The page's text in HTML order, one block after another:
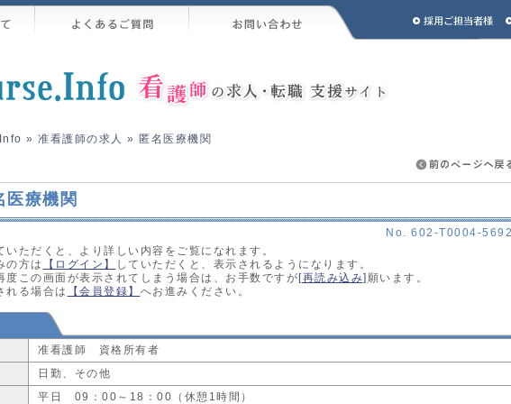
» 准看護師の求人 » 匿名医療機関
医療機関
No. 602-T0004-
いただくと、より詳しい内容をご覧になれます。
の方は
【ログイン】
していただくと、表示されるようになります。
この画面が表示されてしまう場合は、お手数ですが [再読み込み] 願います。
れる場合は
【会員登録】 へお進みください。
准看護師 資格所有者
日勤、その他
平日 09：00～18：00（休憩1時間）